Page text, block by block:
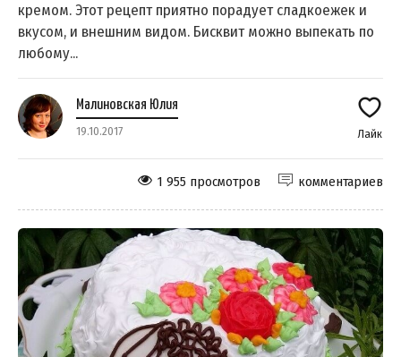
кремом. Этот рецепт приятно порадует сладкоежек и
вкусом, и внешним видом. Бисквит можно выпекать по
любому...
Малиновская Юлия
19.10.2017 Лайк
комментариев
1 955 просмотров